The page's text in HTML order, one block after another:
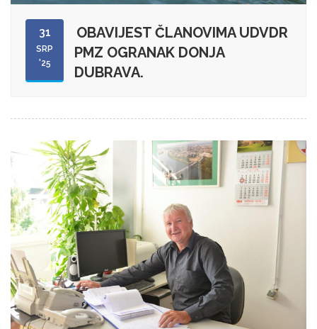
31
SRP
'25
OBAVIJEST ČLANOVIMA UDVDR
PMZ OGRANAK DONJA
DUBRAVA.